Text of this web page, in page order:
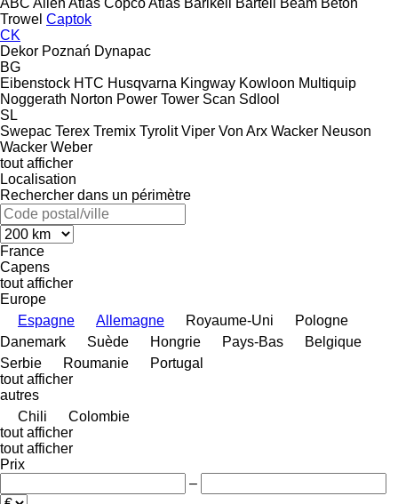
Trowel Captok
CK
Dekor Poznań Dynapac
BG
Eibenstock HTC Husqvarna Kingway Kowloon Multiquip
Noggerath Norton Power Tower Scan Sdlool
SL
Swepac Terex Tremix Tyrolit Viper Von Arx Wacker Neuson
Wacker Weber
tout afficher
Localisation
Rechercher dans un périmètre
France
Capens
tout afficher
Europe
Espagne
Allemagne Royaume-Uni
Pologne
Danemark
Suède Hongrie Pays-Bas
Belgique
Serbie
Roumanie
Portugal
tout afficher
autres
Chili
Colombie
tout afficher
tout afficher
Prix
–